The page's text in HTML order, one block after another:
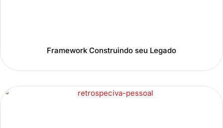
Framework Construindo seu Legado